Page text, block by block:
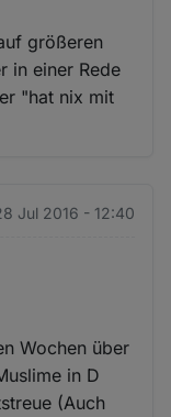
größeren
in einer Rede
"hat nix mit
Jul 2016 - 12:40
Wochen über
in D
(Auch